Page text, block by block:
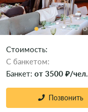
Стоимость:
C банкетом:
Банкет: от 3500 ₽/чел.
Позвонить